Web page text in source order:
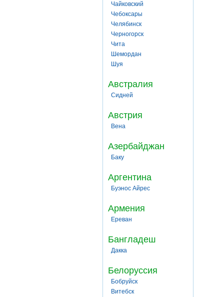
Чайковский
Чебоксары
Челябинск
Черногорск
Чита
Шемордан
Шуя
Австралия
Сидней
Австрия
Вена
Азербайджан
Баку
Аргентина
Буэнос Айрес
Армения
Ереван
Бангладеш
Дакка
Белоруссия
Бобруйск
Витебск